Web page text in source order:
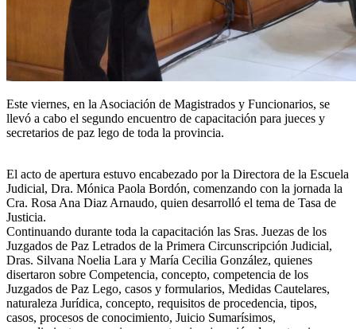
Este viernes, en la Asociación de Magistrados y Funcionarios, se
llevó a cabo el segundo encuentro de capacitación para jueces y
secretarios de paz lego de toda la provincia.
El acto de apertura estuvo encabezado por la Directora de la Escuela
Judicial, Dra. Mónica Paola Bordón, comenzando con la jornada la
Cra. Rosa Ana Diaz Arnaudo, quien desarrolló el tema de Tasa de
Justicia.
Continuando durante toda la capacitación las Sras. Juezas de los
Juzgados de Paz Letrados de la Primera Circunscripción Judicial,
Dras. Silvana Noelia Lara y María Cecilia González, quienes
disertaron sobre Competencia, concepto, competencia de los
Juzgados de Paz Lego, casos y formularios, Medidas Cautelares,
naturaleza Jurídica, concepto, requisitos de procedencia, tipos,
casos, procesos de conocimiento, Juicio Sumarísimos,